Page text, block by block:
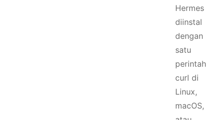
Hermes
diinstal
dengan
satu
perintah
curl di
Linux,
macOS,